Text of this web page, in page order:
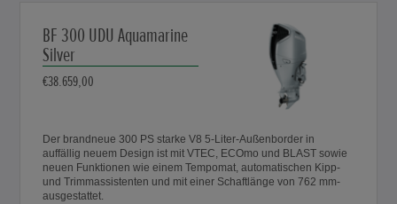
BF 300 UDU Aquamarine
Silver
€38.659,00
Der brandneue 300 PS starke V8 5-Liter-Außenborder in
auffällig neuem Design ist mit VTEC, ECOmo und BLAST sowie
neuen Funktionen wie einem Tempomat, automatischen Kipp-
und Trimmassistenten und mit einer Schaftlänge von 762 mm-
ausgestattet.